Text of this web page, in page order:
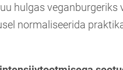
hulgas veganburgeriks
normaliseerida